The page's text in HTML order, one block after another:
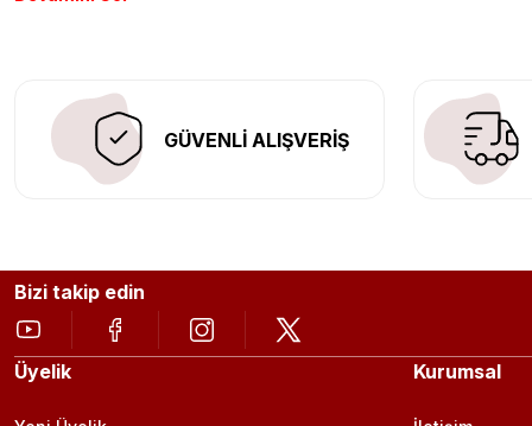
GÜVENLİ ALIŞVERİŞ
Bizi takip edin
Üyelik Kurumsal